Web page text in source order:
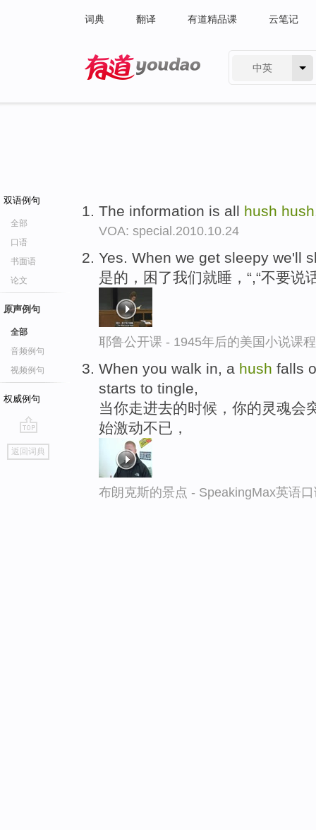
词典 翻译 有道精品课 云笔记
中英
双语例句
全部
口语
书面语
论文
原声例句
全部
音频例句
视频例句
权威例句
go
top
返回词典
The information is all hush hush
VOA: special.2010.10.24
Yes. When we get sleepy we'll
是的，困了我们就睡，“,“不要说
耶鲁公开课 - 1945年后的美国小说课
When you walk in, a hush falls
starts to tingle,
当你走进去的时候，你的灵魂会
始激动不已，
布朗克斯的景点 - SpeakingMax英语